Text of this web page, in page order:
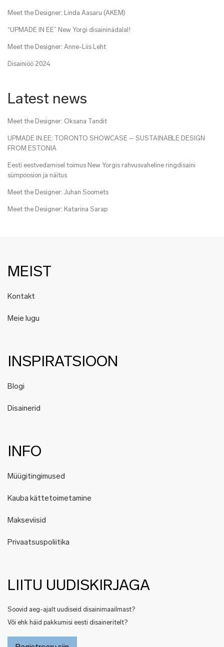
Meet the Designer: Linda Aasaru (AKEM)
“UPMADE IN EE” New Yorgi disaininädalal!
Meet the Designer: Anne-Liis Leht
Disainiöö 2024
Latest news
Meet the Designer: Oksana Tandit
UPMADE IN.EE: TORONTO SHOWCASE – SUSTAINABLE DESIGN
FROM ESTONIA
Eesti eestvedamisel toimus New Yorgis rahvusvaheline ringdisaini
sümpoosion ja näitus
Meet the Designer: Juhan Soomets
Meet the Designer: Katarina Sarap
MEIST
Kontakt
Meie lugu
INSPIRATSIOON
Blogi
Disainerid
INFO
Müügitingimused
Kauba kättetoimetamine
Makseviisid
Privaatsuspoliitika
LIITU UUDISKIRJAGA
Soovid aeg-ajalt uudiseid disainimaailmast?
Või ehk häid pakkumisi eesti disaineritelt?